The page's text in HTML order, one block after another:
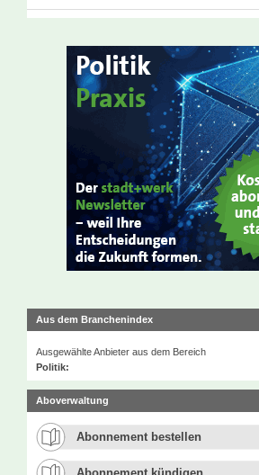
Aus dem Branchenindex
Ausgewählte Anbieter aus dem Bereich
Politik:
Aboverwaltung
Abonnement bestellen